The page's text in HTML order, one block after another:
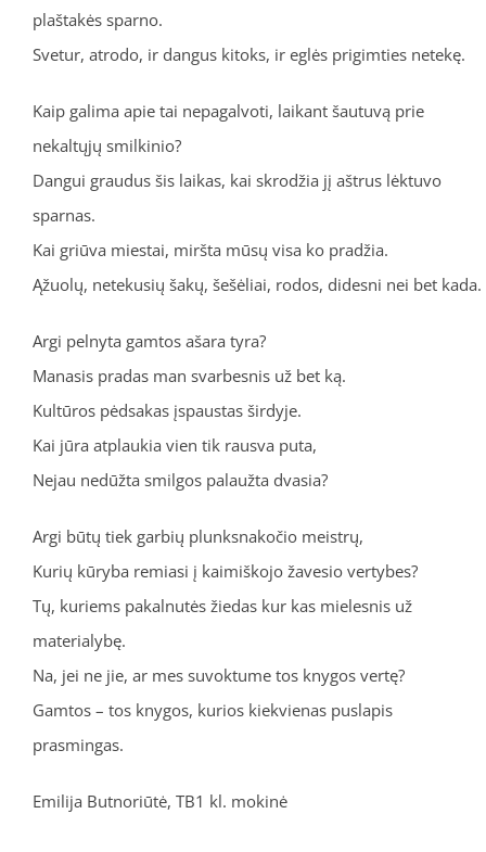
plaštakės sparno.
Svetur, atrodo, ir dangus kitoks, ir eglės prigimties netekę.
Kaip galima apie tai nepagalvoti, laikant šautuvą prie
nekaltųjų smilkinio?
Dangui graudus šis laikas, kai skrodžia jį aštrus lėktuvo
sparnas.
Kai griūva miestai, miršta mūsų visa ko pradžia.
Ąžuolų, netekusių šakų, šešėliai, rodos, didesni nei bet kada.
Argi pelnyta gamtos ašara tyra?
Manasis pradas man svarbesnis už bet ką.
Kultūros pėdsakas įspaustas širdyje.
Kai jūra atplaukia vien tik rausva puta,
Nejau nedūžta smilgos palaužta dvasia?
Argi būtų tiek garbių plunksnakočio meistrų,
Kurių kūryba remiasi į kaimiškojo žavesio vertybes?
Tų, kuriems pakalnutės žiedas kur kas mielesnis už
materialybę.
Na, jei ne jie, ar mes suvoktume tos knygos vertę?
Gamtos – tos knygos, kurios kiekvienas puslapis
prasmingas.
Emilija Butnoriūtė, TB1 kl. mokinė